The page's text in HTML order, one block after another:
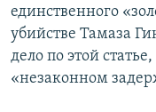
единственного
убийстве Тамаза
дело по этой
«незаконном